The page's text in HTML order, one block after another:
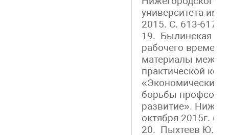
университета им.
2015. С. 613-617.
19. Былинская
рабочего
материалы
практической
«Экономические
борьбы
развитие».
октября 2015г.
20. Пыхтеев Ю.Н.,